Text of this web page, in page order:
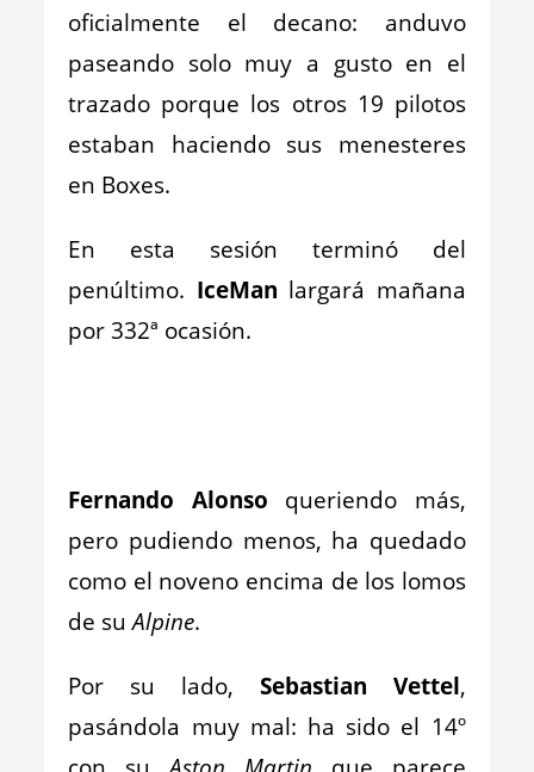
oficialmente el decano: anduvo
paseando solo muy a gusto en el
trazado porque los otros 19 pilotos
estaban haciendo sus menesteres
en Boxes.
En esta sesión terminó del
penúltimo. IceMan largará mañana
por 332ª ocasión.
Fernando Alonso queriendo más,
pero pudiendo menos, ha quedado
como el noveno encima de los lomos
de suAlpine.
Por su lado, Sebastian Vettel,
pasándola muy mal: ha sido el 14º